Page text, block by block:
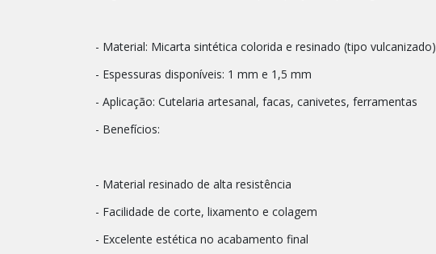
- Material: Micarta sintética colorida e resinado (tipo vulcanizado)
- Espessuras disponíveis: 1 mm e 1,5 mm
- Aplicação: Cutelaria artesanal, facas, canivetes, ferramentas
- Benefícios:
- Material resinado de alta resistência
- Facilidade de corte, lixamento e colagem
- Excelente estética no acabamento final